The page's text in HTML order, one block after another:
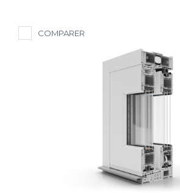
COMPARER